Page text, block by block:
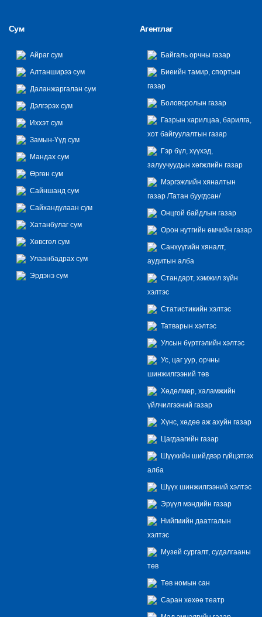
Сум
Айраг сум
Алтанширээ сум
Даланжаргалан сум
Дэлгэрэх сум
Иххэт сум
Замын-Үүд сум
Мандах сум
Өргөн сум
Сайншанд сум
Сайхандулаан сум
Хатанбулаг сум
Хөвсгөл сум
Улаанбадрах сум
Эрдэнэ сум
Агентлаг
Байгаль орчны газар
Биеийн тамир, спортын
газар
Боловсролын газар
Газрын харилцаа, барилга,
хот байгуулалтын газар
Гэр бүл, хүүхэд,
залуучуудын хөгжлийн газар
Мэргэжлийн хяналтын
газар /Татан буугдсан/
Онцгой байдлын газар
Орон нутгийн өмчийн газар
Санхүүгийн хяналт,
аудитын алба
Стандарт, хэмжил зүйн
хэлтэс
Статистикийн хэлтэс
Татварын хэлтэс
Улсын бүртгэлийн хэлтэс
Ус, цаг уур, орчны
шинжилгээний төв
Хөдөлмөр, халамжийн
үйлчилгээний газар
Хүнс, хөдөө аж ахуйн газар
Цагдаагийн газар
Шүүхийн шийдвэр гүйцэтгэх
алба
Шүүх шинжилгээний хэлтэс
Эрүүл мэндийн газар
Нийгмийн даатгалын
хэлтэс
Музей сургалт, судалгааны
төв
Төв номын сан
Саран хөхөө театр